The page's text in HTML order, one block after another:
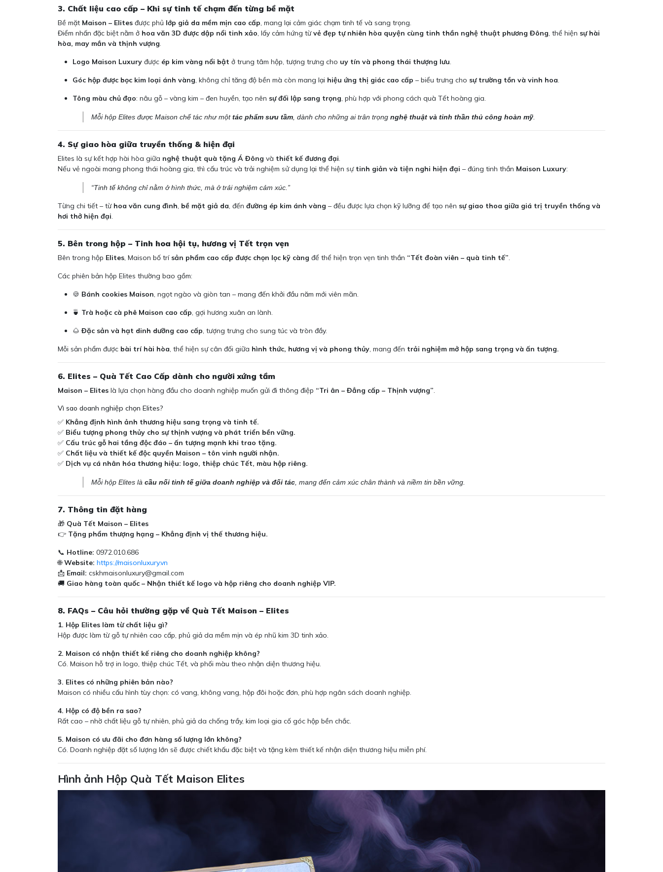
3. Chất liệu cao cấp – Khi sự tinh tế chạm đến từng bề mặt
Bề mặt Maison – Elites được phủ lớp giả da mềm mịn cao cấp, mang lại cảm giác chạm tinh tế và sang trọng.
Điểm nhấn đặc biệt nằm ở hoa văn 3D được dập nổi tinh xảo, lấy cảm hứng từvẻ đẹp tự nhiên hòa quyện cùng tinh thần nghệ thuật phương Đông, thể hiện sự hài
hòa, may mắn và thịnh vượng.
Logo Maison Luxury được ép kim vàng nổi bật ở trung tâm hộp, tượng trưng cho uy tín và phong thái thượng lưu.
Góc hộp được bọc kim loại ánh vàng, không chỉ tăng độ bền mà còn mang lại hiệu ứng thị giác cao cấp – biểu trưng cho sự trường tồn và vinh hoa.
Tông màu chủ đạo: nâu gỗ – vàng kim – đen huyền, tạo nên sự đối lập sang trọng, phù hợp với phong cách quà Tết hoàng gia.
Mỗi hộp Elites được Maison chế tác như mộttác phẩm sưu tầm , dành cho những ai trân trọng nghệ thuật và tinh thần thủ công hoàn mỹ
4. Sự giao hòa giữa truyền thống & hiện đại
Elites là sự kết hợp hài hòa giữa nghệ thuật quà tặng Á Đông và thiết kế đương đại.
Nếu vẻ ngoài mang phong thái hoàng gia, thì cấu trúc và trải nghiệm sử dụng lại thể hiện sự tinh giản và tiện nghi hiện đại – đúng tinh thần Maison Luxury:
“Tinh tế không chỉ nằm ở hình thức, mà ở trải nghiệm cảm xúc.”
Từng chi tiết – từ hoa văn cung đình, bề mặt giả da, đến đường ép kim ánh vàng – đều được lựa chọn kỹ lưỡng để tạo nên sự giao thoa giữa giá trị truyền thống và
hơi thở hiện đại.
5. Bên trong hộp – Tinh hoa hội tụ, hương vị Tết trọn vẹn
Bên trong hộp Elites, Maison bố trí sản phẩm cao cấp được chọn lọc kỹ càng để thể hiện trọn vẹn tinh thần “Tết đoàn viên – quà tinh tế”.
Các phiên bản hộp Elites thường bao gồm:
🍪 Bánh cookies Maison, ngọt ngào và giòn tan – mang đến khởi đầu năm mới viên mãn.
🍵 Trà hoặc cà phê Maison cao cấp, gợi hương xuân an lành.
🌰 Đặc sản và hạt dinh dưỡng cao cấp, tượng trưng cho sung túc và tròn đầy.
Mỗi sản phẩm được bài trí hài hòa, thể hiện sự cân đối giữa hình thức, hương vị và phong thủy, mang đến trải nghiệm mở hộp sang trọng và ấn tượng.
6. Elites – Quà Tết Cao Cấp dành cho người xứng tầm
Maison – Elites là lựa chọn hàng đầu cho doanh nghiệp muốn gửi đi thông điệp “Tri ân – Đẳng cấp – Thịnh vượng”.
Vì sao doanh nghiệp chọn Elites?
✅ Khẳng định hình ảnh thương hiệu sang trọng và tinh tế.
✅ Biểu tượng phong thủy cho sự thịnh vượng và phát triển bền vững.
✅ Cấu trúc gỗ hai tầng độc đáo – ấn tượng mạnh khi trao tặng.
✅ Chất liệu và thiết kế độc quyền Maison – tôn vinh người nhận.
✅ Dịch vụ cá nhân hóa thương hiệu: logo, thiệp chúc Tết, màu hộp riêng.
Mỗi hộp Elites là cầu nối tinh tế giữa doanh nghiệp và đối tác , mang đến cảm xúc chân thành và niềm tin bền vững.
7. Thông tin đặt hàng
🎁 Quà Tết Maison – Elites
👉 Tặng phẩm thượng hạng – Khẳng định vị thế thương hiệu.
📞 Hotline: 0972.010.686
🌐Website: https://maisonluxury.vn
📩 Email: cskhmaisonluxury@gmail.com
🚚 Giao hàng toàn quốc – Nhận thiết kế logo và hộp riêng cho doanh nghiệp VIP.
8. FAQs – Câu hỏi thường gặp về Quà Tết Maison – Elites
1. Hộp Elites làm từ chất liệu gì?
Hộp được làm từ gỗ tự nhiên cao cấp, phủ giả da mềm mịn và ép nhũ kim 3D tinh xảo.
2. Maison có nhận thiết kế riêng cho doanh nghiệp không?
Có. Maison hỗ trợ in logo, thiệp chúc Tết, và phối màu theo nhận diện thương hiệu.
3. Elites có những phiên bản nào?
Maison có nhiều cấu hình tùy chọn: có vang, không vang, hộp đôi hoặc đơn, phù hợp ngân sách doanh nghiệp.
4. Hộp có độ bền ra sao?
Rất cao – nhờ chất liệu gỗ tự nhiên, phủ giả da chống trầy, kim loại gia cố góc hộp bền chắc.
5. Maison có ưu đãi cho đơn hàng số lượng lớn không?
Có. Doanh nghiệp đặt số lượng lớn sẽ được chiết khấu đặc biệt và tặng kèm thiết kế nhận diện thương hiệu miễn phí.
Hình ảnh Hộp Quà Tết Maison Elites